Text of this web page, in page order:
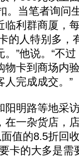
。当笔者询问
利群商厦，
的人特别多，
”他说。“不
物卡到商场内
完成成交。”
明路等地采
一杂货店，
值的8.5折回
卡的大多是需